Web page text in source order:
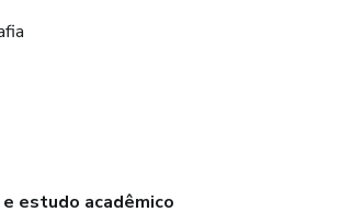
e estudo acadêmico